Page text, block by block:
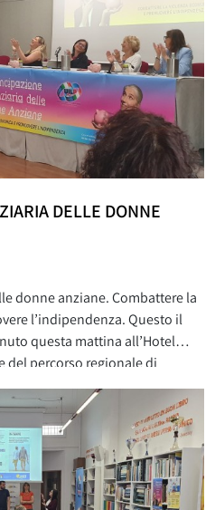
DELLE DONNE
donne anziane. Combattere la
l’indipendenza. Questo il
questa mattina all’Hotel
del percorso regionale di
Pensionati Puglia, in
Pari Opportunità. Una
appassionati e